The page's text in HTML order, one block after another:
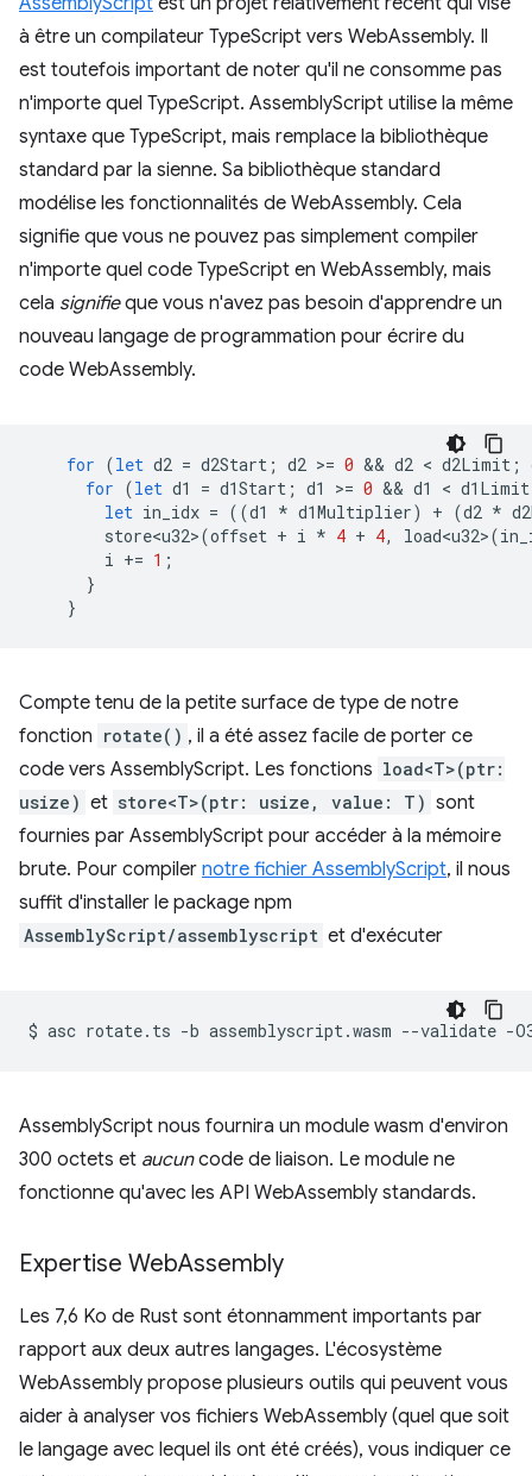
à être un compilateur TypeScript vers WebAssembly. Il
est toutefois important de noter qu'il ne consomme pas
n'importe quel TypeScript. AssemblyScript utilise la même
syntaxe que TypeScript, mais remplace la bibliothèque
standard par la sienne. Sa bibliothèque standard
modélise les fonctionnalités de WebAssembly. Cela
signifie que vous ne pouvez pas simplement compiler
n'importe quel code TypeScript en WebAssembly, mais
cela signifieque vous n'avez pas besoin d'apprendre un
nouveau langage de programmation pour écrire du
code WebAssembly.
for (let d2 = d2Start ; d2 >= 0 && d2 < d2Limit ;
for (let d1 = d1Start ; d1 >= 0 && d1 < d1Limit
let in_idx = ((d1 * d1Multiplier) + (d2 *
store<u32>(offset + i * 4 + 4, load<u32>(
i += 1 ;
}
}
Compte tenu de la petite surface de type de notre
fonction rotate() , il a été assez facile de porter ce
code vers AssemblyScript. Les fonctions load<T>(ptr:
usize) et store<T>(ptr: usize, value: T) sont
fournies par AssemblyScript pour accéder à la mémoire
brute. Pour compiler notre fichier AssemblyScript, il nous
suffit d'installer le package npm
AssemblyScript/assemblyscript et d'exécuter
$ asc rotate.ts -b assemblyscript.wasm --validate
AssemblyScript nous fournira un module wasm d'environ
300 octets et aucuncode de liaison. Le module ne
fonctionne qu'avec les API WebAssembly standards.
Expertise WebAssembly
Les 7,6 Ko de Rust sont étonnamment importants par
rapport aux deux autres langages. L'écosystème
WebAssembly propose plusieurs outils qui peuvent vous
aider à analyser vos fichiers WebAssembly (quel que soit
le langage avec lequel ils ont été créés), vous indiquer ce